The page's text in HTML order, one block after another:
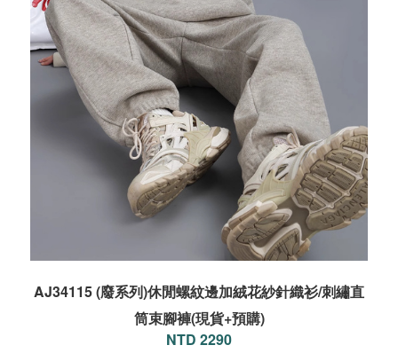
AJ34115 (廢系列)休閒螺紋邊加絨花紗針織衫/刺繡直
筒束腳褲(現貨+預購)
NTD 2290